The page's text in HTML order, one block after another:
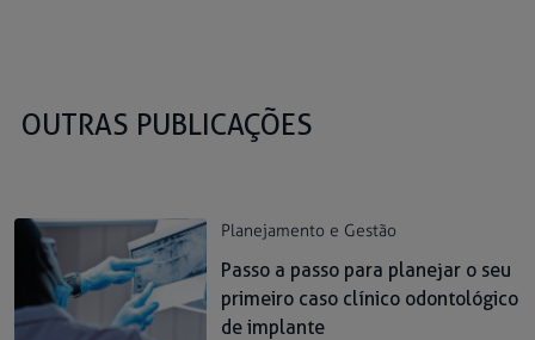
OUTRAS PUBLICAÇÕES
Planejamento e Gestão
Passo a passo para planejar o seu
primeiro caso clínico odontológico
de implante